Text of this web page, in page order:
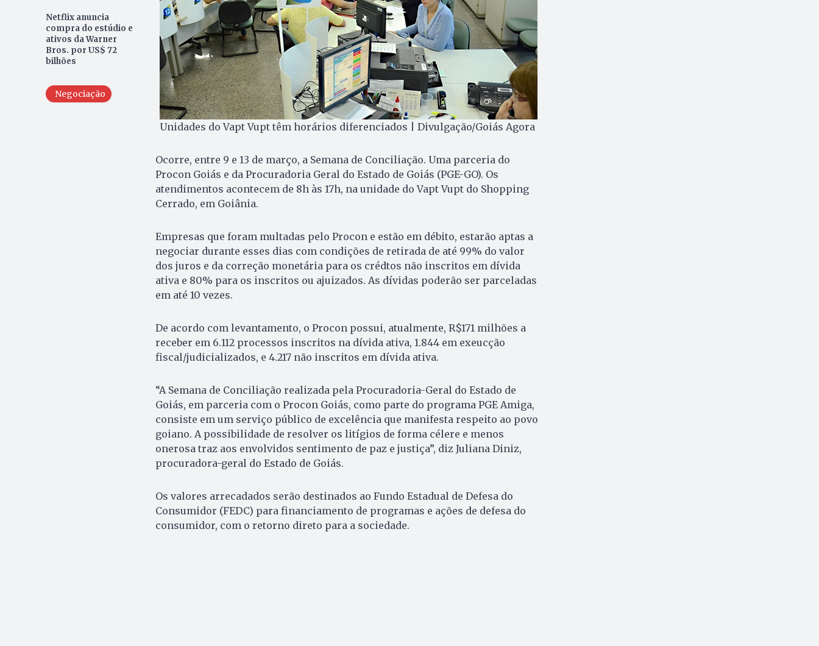
Netflix anuncia
compra do estúdio e
ativos da Warner
Bros. por US$ 72
bilhões
Negociação
Unidades do Vapt Vupt têm horários diferenciados | Divulgação/Goiás Agora
Ocorre, entre 9 e 13 de março, a Semana de Conciliação. Uma parceria do
Procon Goiás e da Procuradoria Geral do Estado de Goiás (PGE-GO). Os
atendimentos acontecem de 8h às 17h, na unidade do Vapt Vupt do Shopping
Cerrado, em Goiânia.
Empresas que foram multadas pelo Procon e estão em débito, estarão aptas a
negociar durante esses dias com condições de retirada de até 99% do valor
dos juros e da correção monetária para os crédtos não inscritos em dívida
ativa e 80% para os inscritos ou ajuizados. As dívidas poderão ser parceladas
em até 10 vezes.
De acordo com levantamento, o Procon possui, atualmente, R$171 milhões a
receber em 6.112 processos inscritos na dívida ativa, 1.844 em exeucção
fiscal/judicializados, e 4.217 não inscritos em dívida ativa.
“A Semana de Conciliação realizada pela Procuradoria-Geral do Estado de
Goiás, em parceria com o Procon Goiás, como parte do programa PGE Amiga,
consiste em um serviço público de excelência que manifesta respeito ao povo
goiano. A possibilidade de resolver os litígios de forma célere e menos
onerosa traz aos envolvidos sentimento de paz e justiça”, diz Juliana Diniz,
procuradora-geral do Estado de Goiás.
Os valores arrecadados serão destinados ao Fundo Estadual de Defesa do
Consumidor (FEDC) para financiamento de programas e ações de defesa do
consumidor, com o retorno direto para a sociedade.